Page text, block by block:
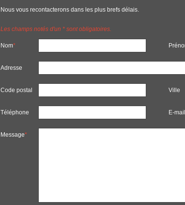
Nous vous recontacterons dans les plus brefs délais.
Les champs notés d'un * sont obligatoires.
Nom*
Adresse
Code postal Ville
Téléphone E-mail
Message*